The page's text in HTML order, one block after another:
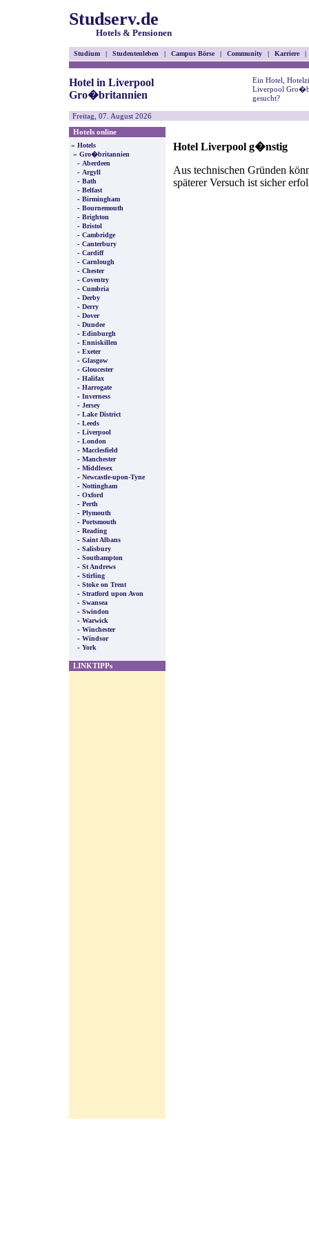
Studserv.de
Hotels & Pensionen
Studium | Studentenleben | Campus Börse | Community | Karriere |
Hotel in Liverpool
Gro�britannien
Ein Hotel,
Liverpool
gesucht?
Freitag, 07. August 2026
Hotels online
» Hotels
» Gro�britannien
- Aberdeen
- Argyll
- Bath
- Belfast
- Birmingham
- Bournemouth
- Brighton
- Bristol
- Cambridge
- Canterbury
- Cardiff
- Carnlough
- Chester
- Coventry
- Cumbria
- Derby
- Derry
- Dover
- Dundee
- Edinburgh
- Enniskillen
- Exeter
- Glasgow
- Gloucester
- Halifax
- Harrogate
- Inverness
- Jersey
- Lake District
- Leeds
- Liverpool
- London
- Macclesfield
- Manchester
- Middlesex
- Newcastle-upon-Tyne
- Nottingham
- Oxford
- Perth
- Plymouth
- Portsmouth
- Reading
- Saint Albans
- Salisbury
- Southampton
- St Andrews
- Stirling
- Stoke on Trent
- Stratford upon Avon
- Swansea
- Swindon
- Warwick
- Winchester
- Windsor
- York
LINKTIPPs
Hotel Liverpool g�nstig
Aus technischen Gründen
späterer Versuch ist sicher